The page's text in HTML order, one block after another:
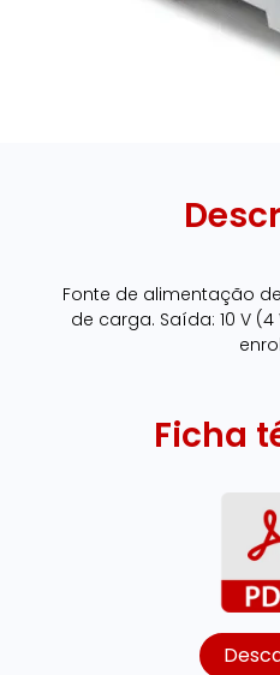
Fonte de alimentação
de carga. Saída: 10 V (4
Ficha